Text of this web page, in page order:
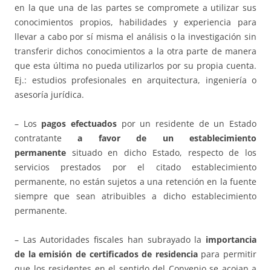
en la que una de las partes se compromete a utilizar sus
conocimientos propios, habilidades y experiencia para
llevar a cabo por sí misma el análisis o la investigación sin
transferir dichos conocimientos a la otra parte de manera
que esta última no pueda utilizarlos por su propia cuenta.
Ej.: estudios profesionales en arquitectura, ingeniería o
asesoría jurídica.
– Los pagos efectuados por un residente de un Estado
contratantea favor de un establecimiento
permanente situado en dicho Estado, respecto de los
servicios prestados por el citado establecimiento
permanente, no están sujetos a una retención en la fuente
siempre que sean atribuibles a dicho establecimiento
permanente.
– Las Autoridades fiscales han subrayado la importancia
de la emisión de certificados de residenciapara permitir